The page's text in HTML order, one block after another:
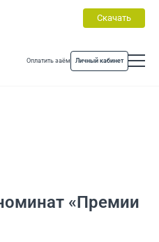
Скачать
Оплатить заём Личный кабинет
«Премии